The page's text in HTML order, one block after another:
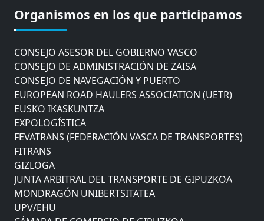
Organismos en los que participamos
COMISIÓN ASESORA DE MOVILIDAD DEL
AYUNTAMIENTO DE DONOSTIA
COMITÉ DE INSPECCION DE GIPUZKOA
CONSEJO ASESOR DEL GOBIERNO VASCO
CONSEJO DE ADMINISTRACIÓN DE ZAISA
CONSEJO DE NAVEGACIÓN Y PUERTO
EUROPEAN ROAD HAULERS ASSOCIATION (UETR)
EUSKO IKASKUNTZA
EXPOLOGÍSTICA
FEVATRANS (FEDERACIÓN VASCA DE TRANSPORTES)
FITRANS
GIZLOGA
JUNTA ARBITRAL DEL TRANSPORTE DE GIPUZKOA
MONDRAGÓN UNIBERTSITATEA
UPV/EHU